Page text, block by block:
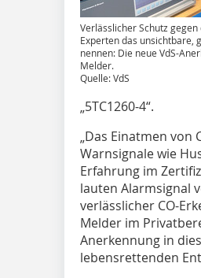
Verlässlicher Schutz gegen
Experten das unsichtbare,
nennen: Die neue VdS-
Melder.
Quelle: VdS
„5TC1260-4“.
„Das Einatmen
Warnsignale wie
Erfahrung im
lauten Alarmsignal
verlässlicher CO-
Melder im
Anerkennung in
lebensrettenden